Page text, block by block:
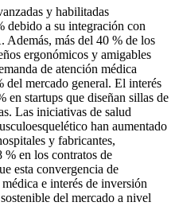
y habilitadas
debido a su integración con
Además, más del 40 % de los
ergonómicos y amigables
de atención médica
del mercado general. El interés
en startups que diseñan sillas de
Las iniciativas de salud
han aumentado
y fabricantes,
en los contratos de
esta convergencia de
e interés de inversión
del mercado a nivel